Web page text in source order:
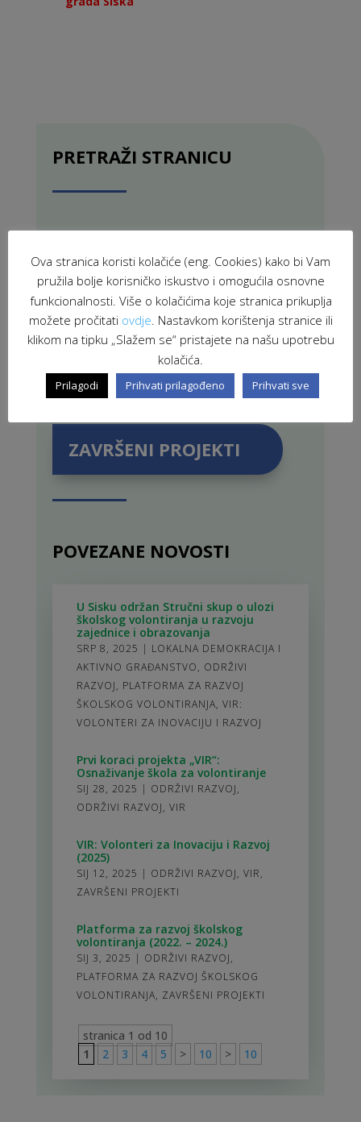
PRETRAŽI STRANICU
PROJEKTI U PROVEDBI
ZAVRŠENI PROJEKTI
POVEZANE NOVOSTI
U Sisku održan Stručni skup o ulozi
školskog volontiranja u razvoju
zajednice i obrazovanja
SRP 8, 2025 | LOKALNA DEMOKRACIJA I
AKTIVNO GRAĐANSTVO, ODRŽIVI
RAZVOJ, PLATFORMA ZA RAZVOJ
ŠKOLSKOG VOLONTIRANJA, VIR:
VOLONTERI ZA INOVACIJU I RAZVOJ
Prvi koraci projekta „VIR“:
Osnaživanje škola za volontiranje
SIJ 28, 2025 | ODRŽIVI RAZVOJ,
ODRŽIVI RAZVOJ, VIR
VIR: Volonteri za Inovaciju i Razvoj
(2025)
SIJ 12, 2025 | ODRŽIVI RAZVOJ, VIR,
ZAVRŠENI PROJEKTI
Platforma za razvoj školskog
volontiranja (2022. – 2024.)
SIJ 3, 2025 | ODRŽIVI RAZVOJ,
PLATFORMA ZA RAZVOJ ŠKOLSKOG
VOLONTIRANJA, ZAVRŠENI PROJEKTI
stranica 1 od 10
1
2 3 4 5 > 10 > 10
Ova stranica koristi kolačiće (eng. Cookies) kako bi Vam
pružila bolje korisničko iskustvo i omogućila osnovne
funkcionalnosti. Više o kolačićima koje stranica prikuplja
možete pročitati ovdje. Nastavkom korištenja stranice ili
klikom na tipku „Slažem se“ pristajete na našu upotrebu
kolačića.
Prilagodi Prihvati prilagođeno Prihvati sve